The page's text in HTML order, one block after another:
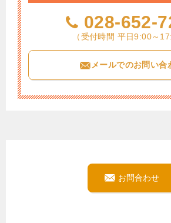
028-652-
（受付時間 平日9:00～
メールでのお問い合
お問合わせ